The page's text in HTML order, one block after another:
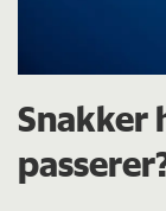
Snakker